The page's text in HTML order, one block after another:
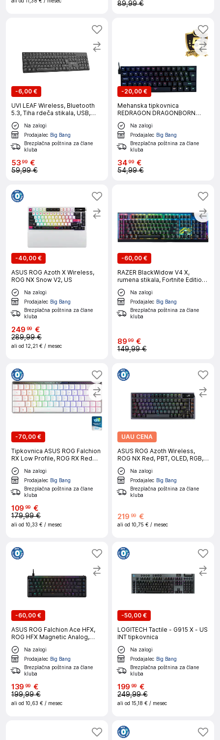
89,99 €
-6,00 €
UVI LEAF Wireless, Bluetooth
5.3, Tiha rdeča stikala, USB,
SLO tipkovnica
Na zalogi
Prodajalec Big Bang
Brezplačna poštnina za člane
kluba
5399 €
59,99 €
-20,00 €
Mehanska tipkovnica
REDRAGON DRAGONBORN
K630-RGB, s šumniki
Na zalogi
Prodajalec Big Bang
Brezplačna poštnina za člane
kluba
3499 €
54,99 €
-40,00 €
ASUS ROG Azoth X Wireless,
ROG NX Snow V2, US
Na zalogi
Prodajalec Big Bang
Brezplačna poštnina za člane
kluba
249 99 €
289,99 €
ali od 12,21 € / mesec
-60,00 €
RAZER BlackWidow V4 X,
rumena stikala, Fortnite Edition,
US tipkovnica
Na zalogi
Prodajalec Big Bang
Brezplačna poštnina za člane
kluba
8999 €
149,99 €
-70,00 €
Tipkovnica ASUS ROG Falchion
RX Low Profile, ROG RX Red
nizka stikala, RGB, USB, US SLO
g.
Na zalogi
Prodajalec Big Bang
Brezplačna poštnina za člane
kluba
109 99 €
179,99 €
ali od 10,33 € / mesec
UAU CENA
ASUS ROG Azoth Wireless,
ROG NX Red, PBT, OLED, RGB,
USB, UK SLO g. tipkovnica
Na zalogi
Prodajalec Big Bang
Brezplačna poštnina za člane
kluba
219 99 €
ali od 10,75 € / mesec
-60,00 €
ASUS ROG Falchion Ace HFX,
ROG HFX Magnetic Analog,
RGB, USB, črna, US tipkovnica
Na zalogi
Prodajalec Big Bang
Brezplačna poštnina za člane
kluba
139 99 €
199,99 €
ali od 10,63 € / mesec
-50,00 €
LOGITECH Tactile - G915 X - US
INT tipkovnica
Na zalogi
Prodajalec Big Bang
Brezplačna poštnina za člane
kluba
199 99 €
249,99 €
ali od 15,18 € / mesec